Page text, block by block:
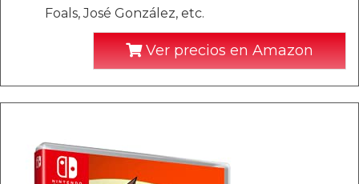
Foals, José González, etc.
Ver precios en Amazon